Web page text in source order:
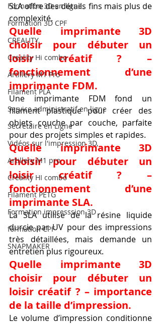
Formation 3D en ligne.
Formation 3D CPF
CREALITY,
Creality Hi combo
Artillery M1 Pro
Filament PLA
Service administratif en ligne
Secrétaire en Ligne
Vidéos sur l'impression 3D,
Artillery M1 pro
Creality HI combo
Filament PETG
Formation impresssion 3D
formation CPF
SNAPMAKER
SLA offre des détails fins mais plus de
complexité.
Quelle imprimante 3D
choisir pour débuter un
loisir créatif ? –
fonctionnement d’une
imprimante FDM.
Une imprimante FDM fond un
filament plastique pour créer des
objets couche par couche, parfaite
pour des projets simples et rapides.
Quelle imprimante 3D
choisir pour débuter un
loisir créatif ? –
fonctionnement d’une
imprimante SLA.
La SLA utilise de la résine liquide
durcie par UV pour des impressions
très détaillées, mais demande un
entretien plus rigoureux.
Quelle imprimante 3D
choisir pour débuter un
loisir créatif ? – importance
de la taille d’impression.
Le volume d’impression conditionne